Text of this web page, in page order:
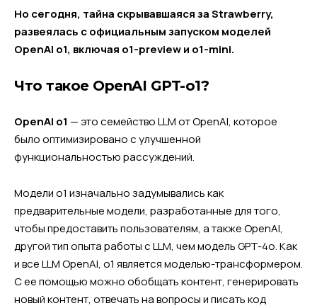
Но сегодня, тайна скрывавшаяся за Strawberry,
развеялась с официальным запуском моделей
OpenAI o1, включая o1-preview и o1-mini.
Что такое OpenAI GPT-o1?
OpenAI o1 — это семейство LLM от OpenAI, которое
было оптимизировано с улучшенной
функциональностью рассуждений.
Модели o1 изначально задумывались как
предварительные модели, разработанные для того,
чтобы предоставить пользователям, а также OpenAI,
другой тип опыта работы с LLM, чем модель GPT-4o. Как
и все LLM OpenAI, o1 является моделью-трансформером.
С ее помощью можно обобщать контент, генерировать
новый контент, отвечать на вопросы и писать код